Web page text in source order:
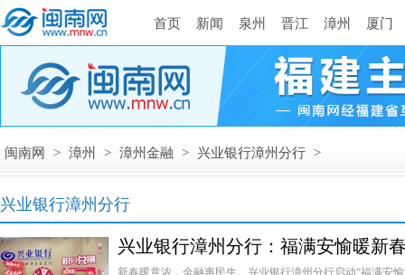
首页 新闻 泉州 晋江 漳州 厦门
闽南网 > 漳州 > 漳州金融 > 兴业银行漳州分行 >
兴业银行漳州分行
兴业银行漳州分行：福满安愉暖新
新春暖意浓，金融惠民生。兴业银行漳州分行启动“福满安